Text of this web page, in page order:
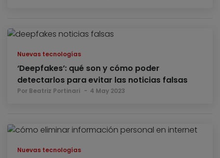
Nuevas tecnologías
‘Deepfakes’: qué son y cómo poder
detectarlos para evitar las noticias falsas
Por Beatriz Portinari 4 May 2023
Nuevas tecnologías